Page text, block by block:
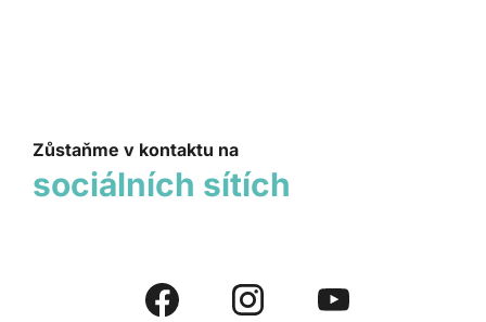
Zůstaňme v kontaktu na
sociálních sítích